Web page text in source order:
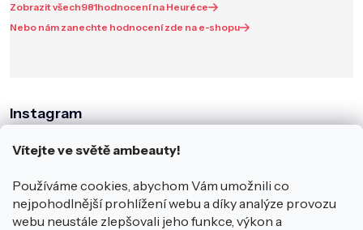
Vítejte ve světě ambeauty!
Používáme cookies, abychom Vám umožnili co
nejpohodlnější prohlížení webu a díky analýze provozu
webu neustále zlepšovali jeho funkce, výkon a
Zobrazit všech981hodnocení na Heuréce
Nebo nám zanechte hodnocení zde na e-shopu
Instagram